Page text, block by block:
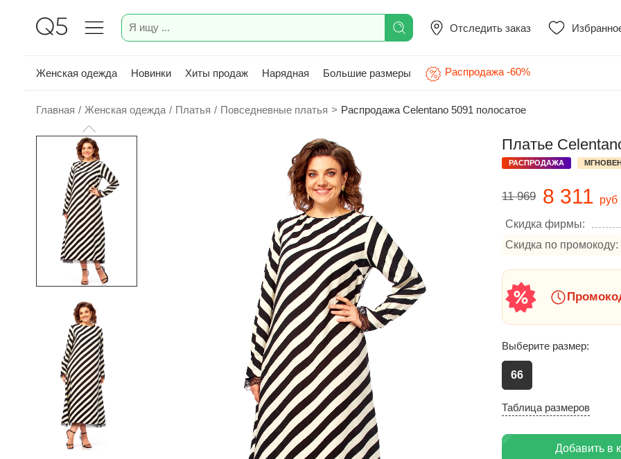
Отследить заказ
Женская одежда Новинки Хиты продаж Нарядная Большие размеры Распродажа -60%
Главная / Женская одежда / Платья / Повседневные платья > Распродажа Celentano 5091 полосатое
Платье
РАСПРОДАЖА
11 969 8 311 руб
Скидка фирмы:
Скидка по промокоду:
Выберите размер:
66
Таблица размеров
Добавить в